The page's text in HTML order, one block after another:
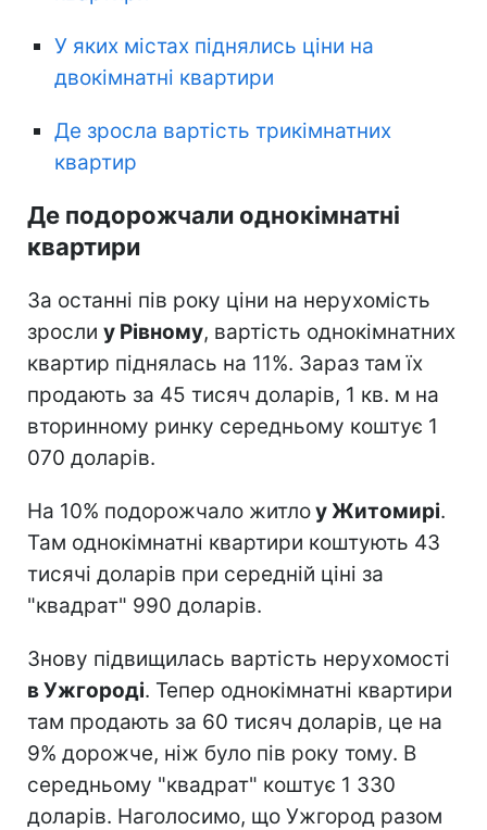
У яких містах піднялись ціни на
двокімнатні квартири
Де зросла вартість трикімнатних
квартир
Де подорожчали однокімнатні
квартири
За останні пів року ціни на нерухомість
зросли у Рівному, вартість однокімнатних
квартир піднялась на 11%. Зараз там їх
продають за 45 тисяч доларів, 1 кв. м на
вторинному ринку середньому коштує 1
070 доларів.
На 10% подорожчало житлоу Житомирі.
Там однокімнатні квартири коштують 43
тисячі доларів при середній ціні за
"квадрат" 990 доларів.
Знову підвищилась вартість нерухомості
в Ужгороді. Тепер однокімнатні квартири
там продають за 60 тисяч доларів, це на
9% дорожче, ніж було пів року тому. В
середньому "квадрат" коштує 1 330
доларів. Наголосимо, що Ужгород разом